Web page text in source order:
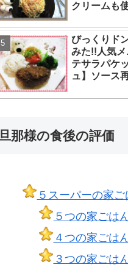
クリームも
びっくりド
みた!!人気
テサラパケ
ュ】ソース
旦那様の食後の評価
５スーパーの家ご
５つの家ごは
４つの家ごは
３つの家ごは